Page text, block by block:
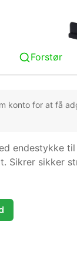
Forstør
konto for at få
endestykke
Sikrer sikker